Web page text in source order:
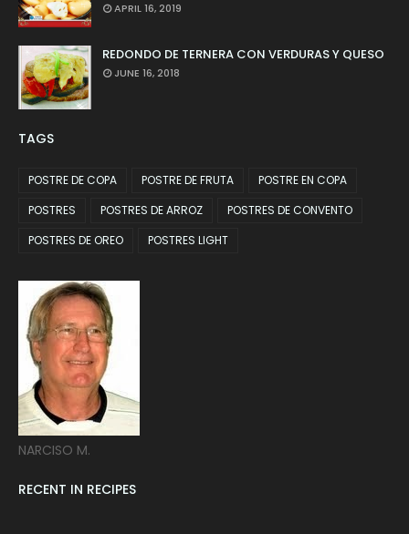
APRIL 16, 2019
REDONDO DE TERNERA CON VERDURAS Y QUESO
JUNE 16, 2018
TAGS
POSTRE DE COPA POSTRE DE FRUTA
POSTRE EN COPA
POSTRES
POSTRES DE ARROZ
POSTRES DE CONVENTO
POSTRES DE OREO
POSTRES LIGHT
NARCISO M.
RECENT IN RECIPES